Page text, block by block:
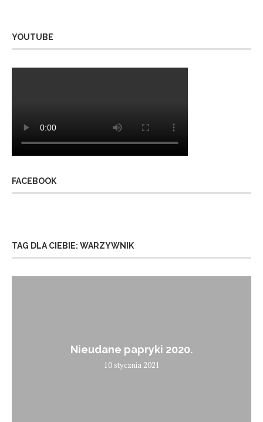
YOUTUBE
FACEBOOK
TAG DLA CIEBIE: WARZYWNIK
Nieudane papryki 2020.
10 stycznia 2021